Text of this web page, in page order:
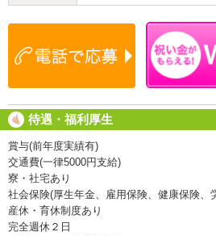
待遇・福利厚生
賞与(前年度実績有)
交通費(一律5000円支給)
寮・社宅あり
社会保険(厚生年金、雇用保険、健康保険、
産休・育休制度あり
完全週休２日